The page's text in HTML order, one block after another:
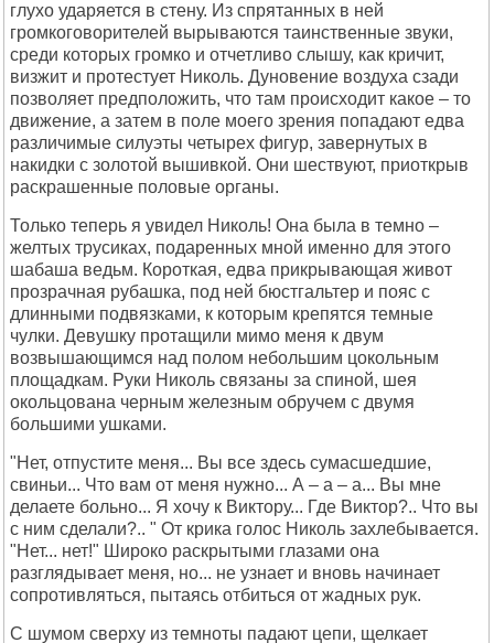
глухо ударяется в стену. Из спрятанных в ней
громкоговорителей вырываются таинственные звуки,
среди которых громко и отчетливо слышу, как кричит,
визжит и протестует Николь. Дуновение воздуха сзади
позволяет предположить, что там происходит какое – то
движение, а затем в поле моего зрения попадают едва
различимые силуэты четырех фигур, завернутых в
накидки с золотой вышивкой. Они шествуют, приоткрыв
раскрашенные половые органы.
Только теперь я увидел Николь! Она была в темно –
желтых трусиках, подаренных мной именно для этого
шабаша ведьм. Короткая, едва прикрывающая живот
прозрачная рубашка, под ней бюстгальтер и пояс с
длинными подвязками, к которым крепятся темные
чулки. Девушку протащили мимо меня к двум
возвышающимся над полом небольшим цокольным
площадкам. Руки Николь связаны за спиной, шея
окольцована черным железным обручем с двумя
большими ушками.
"Нет, отпустите меня... Вы все здесь сумасшедшие,
свиньи... Что вам от меня нужно... А – а – а... Вы мне
делаете больно... Я хочу к Виктору... Где Виктор?.. Что вы
с ним сделали?.. " От крика голос Николь захлебывается.
"Нет... нет!" Широко раскрытыми глазами она
разглядывает меня, но... не узнает и вновь начинает
сопротивляться, пытаясь отбиться от жадных рук.
С шумом сверху из темноты падают цепи, щелкает